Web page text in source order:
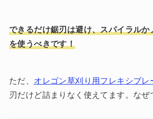
できるだけ鋸刃は避け、スパイラルか
を使うべきです！
ただ、 オレゴン草刈り用フレキシブレ
刃だけど詰まりなく使えてます。なぜ